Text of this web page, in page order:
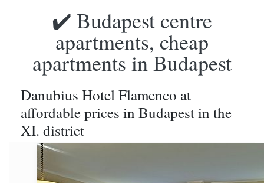
✔️ Budapest centre
apartments, cheap
apartments in Budapest
Danubius Hotel Flamenco at
affordable prices in Budapest in the
XI. district